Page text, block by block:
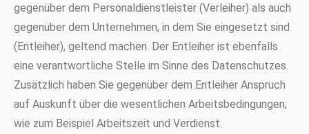
gegenüber dem Personaldienstleister (Verleiher) als auch
gegenüber dem Unternehmen, in dem Sie eingesetzt sind
(Entleiher), geltend machen. Der Entleiher ist ebenfalls
eine verantwortliche Stelle im Sinne des Datenschutzes.
Zusätzlich haben Sie gegenüber dem Entleiher Anspruch
auf Auskunft über die wesentlichen Arbeitsbedingungen,
wie zum Beispiel Arbeitszeit und Verdienst.